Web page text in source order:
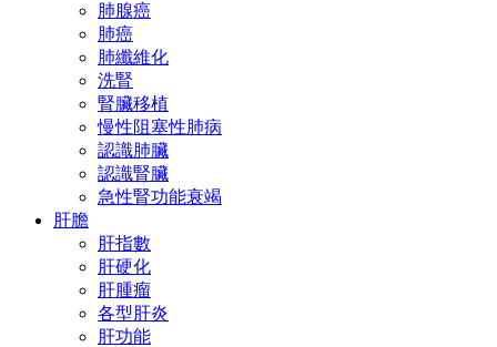
肺腺癌
肺癌
肺纖維化
洗腎
腎臟移植
慢性阻塞性肺病
認識肺臟
認識腎臟
急性腎功能衰竭
肝膽
肝指數
肝硬化
肝腫瘤
各型肝炎
肝功能